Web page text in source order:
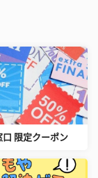
口 限定クーポン